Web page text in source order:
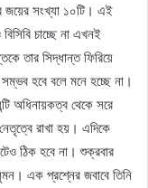
জয়ের সংখ্যা ১০টি। এই
চাচ্ছে না এখনই
তার সিদ্ধান্ত ফিরিয়ে
সম্ভব হবে বলে মনে হচ্ছে না।
অধিনায়কত্ব থেকে সরে
রাখা হয়। এদিকে
ঠিক হবে না। শুক্রবার
এক প্রশ্নের জবাবে তিনি